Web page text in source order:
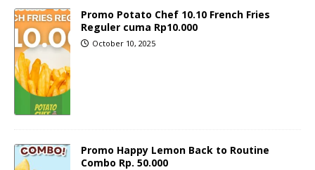
Promo Potato Chef 10.10 French Fries
Reguler cuma Rp10.000
October 10, 2025
Promo Happy Lemon Back to Routine
Combo Rp. 50.000